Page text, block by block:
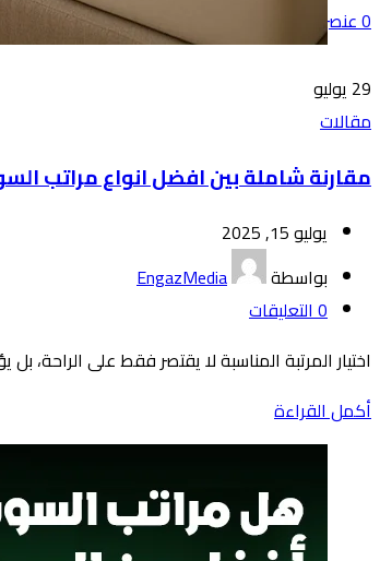
0عنصر
29 يوليو
مقالات
مقارنة شاملة بين افضل انواع مراتب
يوليو 15, 2025
بواسطة
EngazMedia
0التعليقات
اختيار المرتبة المناسبة لا يقتصر فقط على
أكمل القراءة